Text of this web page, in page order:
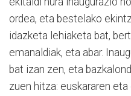
ordea, eta bestelako
idazketa lehiaketa bat,
emanaldiak, eta abar.
bat izan zen, eta
zuen hitza: euskararen